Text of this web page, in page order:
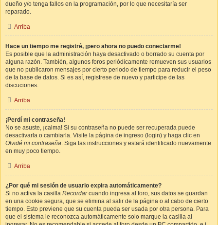
dueño y/o tenga fallos en la programación, por lo que necesitaría ser
reparado.
Arriba
Hace un tiempo me registré, ¡pero ahora no puedo conectarme!
Es posible que la administración haya desactivado o borrado su cuenta por
alguna razón. También, algunos foros periódicamente remueven sus usuarios
que no publicaron mensajes por cierto periodo de tiempo para reducir el peso
de la base de datos. Si es así, registrese de nuevo y participe de las
discuciones.
Arriba
¡Perdí mi contraseña!
No se asuste, ¡calma! Si su contraseña no puede ser recuperada puede
desactivarla o cambiarla. Visite la página de ingreso (login) y haga clic en
Olvidé mi contraseña. Siga las instrucciones y estará identificado nuevamente
en muy poco tiempo.
Arriba
¿Por qué mi sesión de usuario expira automáticamente?
Si no activa la casilla Recordarcuando ingresa al foro, sus datos se guardan
en una cookie segura, que se elimina al salir de la página o al cabo de cierto
tiempo. Esto previene que su cuenta pueda ser usada por otra persona. Para
que el sistema le reconozca automáticamente solo marque la casilla al